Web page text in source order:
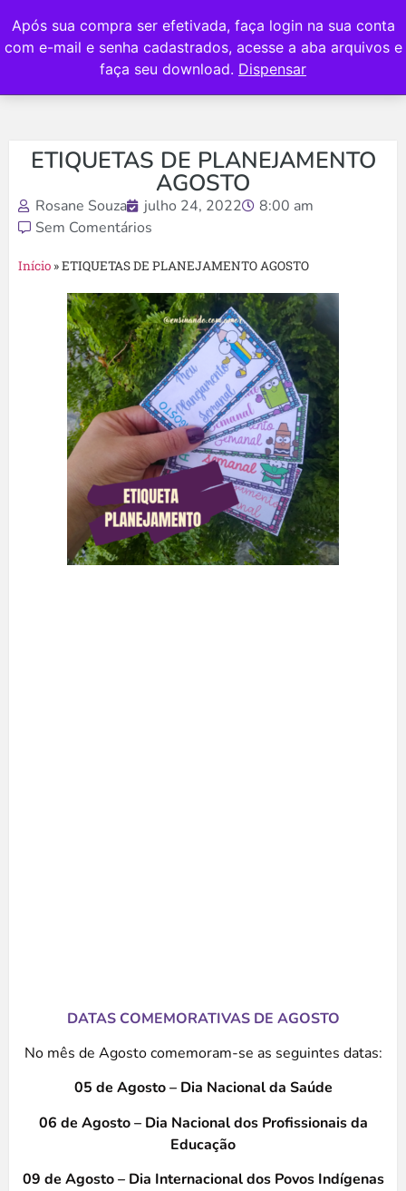
Após sua compra ser efetivada, faça login na sua conta
com e-mail e senha cadastrados, acesse a aba arquivos e
faça seu download. Dispensar
ETIQUETAS DE PLANEJAMENTO
AGOSTO
Rosane Souza julho 24, 2022
8:00 am
Sem Comentários
Início »ETIQUETAS DE PLANEJAMENTO AGOSTO
DATAS COMEMORATIVAS DE AGOSTO
No mês de Agosto comemoram-se as seguintes datas:
05 de Agosto – Dia Nacional da Saúde
06 de Agosto – Dia Nacional dos Profissionais da
Educação
09 de Agosto – Dia Internacional dos Povos Indígenas